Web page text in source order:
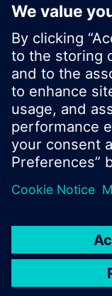
© Siemens AB,
CPS - 2017
Produktportfölj
Användarvillkor